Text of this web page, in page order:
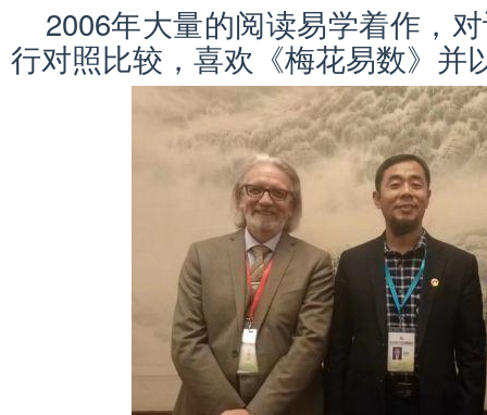
2006年大量的阅读易学着作，
行对照比较，喜欢《梅花易数》并